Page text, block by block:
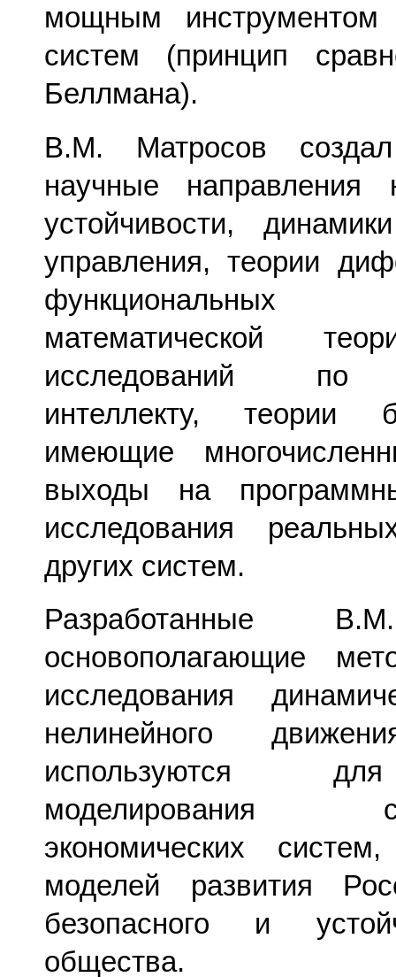
мощным
систем (принцип
Беллмана).
В.М. Матросов
научные направления
устойчивости,
управления, теории
математической
исследований по
интеллекту, теории
имеющие
выходы на
исследования
других систем.
Разработанные
основополагающие
исследования
нелинейного
используются
моделирования
экономических
моделей развития
безопасного и
общества.